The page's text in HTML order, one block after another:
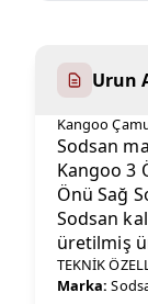
Urun
Kangoo
Sodsan
Kangoo 3
Önü Sağ
Sodsan
üretilmiş
TEKNİK
Marka: